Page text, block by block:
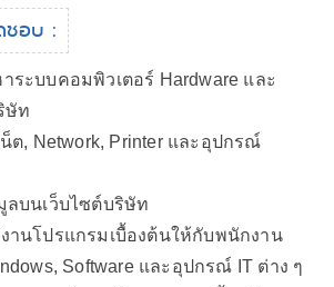
ชอบ :
ะบบคอมพิวเตอร์ Hardware และ
ษัท
ต, Network, Printer และอุปกรณ์
ลบนเว็บไซต์บริษัท
านโปรแกรมเบื้องต้นให้กับพนักงาน
Software และอุปกรณ์ IT ต่าง ๆ